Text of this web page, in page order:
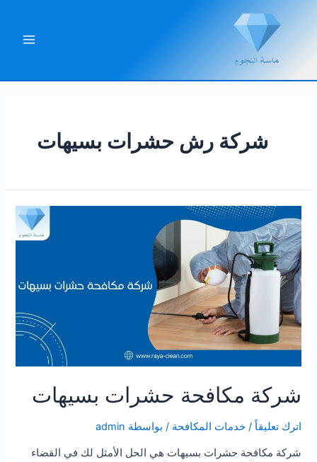
شركة رش حشرات بسيهات
شركة مكافحة حشرات بسيهات
اترك تعليقاً /خدمات المكافحة / بواسطة admin
شركة مكافحة حشرات بسيهات هي الحل الأمثل لك في القضاء